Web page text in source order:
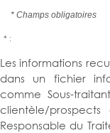
* Champs obligatoires
* :
Les informations
dans un fichier
comme Sous-
clientèle/
Responsable du